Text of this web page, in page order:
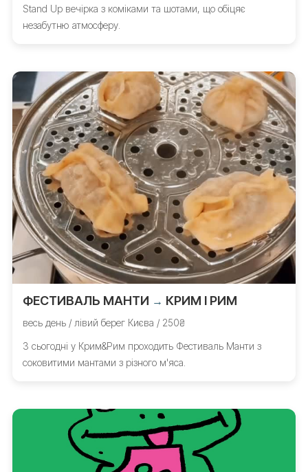
Stand Up вечірка з коміками та шотами, що обіцяє
незабутню атмосферу.
ФЕСТИВАЛЬ МАНТИ → КРИМ І РИМ
весь день / лівий берег Києва / 250₴
З сьогодні у Крим&Рим проходить Фестиваль Манти з
соковитими мантами з різного м'яса.